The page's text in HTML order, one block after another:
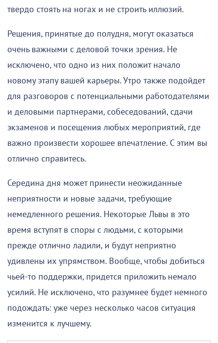
твердо стоять на ногах и не строить иллюзий.
Решения, принятые до полудня, могут оказаться
очень важными с деловой точки зрения. Не
исключено, что одно из них положит начало
новому этапу вашей карьеры. Утро также подойдет
для разговоров с потенциальными работодателями
и деловыми партнерами, собеседований, сдачи
экзаменов и посещения любых мероприятий, где
важно произвести хорошее впечатление. С этим вы
отлично справитесь.
Середина дня может принести неожиданные
неприятности и новые задачи, требующие
немедленного решения. Некоторые Львы в это
время вступят в споры с людьми, с которыми
прежде отлично ладили, и будут неприятно
удивлены их упрямством. Вообще, чтобы добиться
чьей-то поддержки, придется приложить немало
усилий. Не исключено, что разумнее будет немного
подождать: уже через несколько часов ситуация
изменится к лучшему.